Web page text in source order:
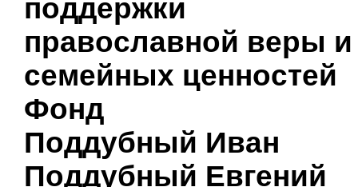
поддержки
православной веры и
семейных ценностей
Фонд
Поддубный Иван
Поддубный Евгений